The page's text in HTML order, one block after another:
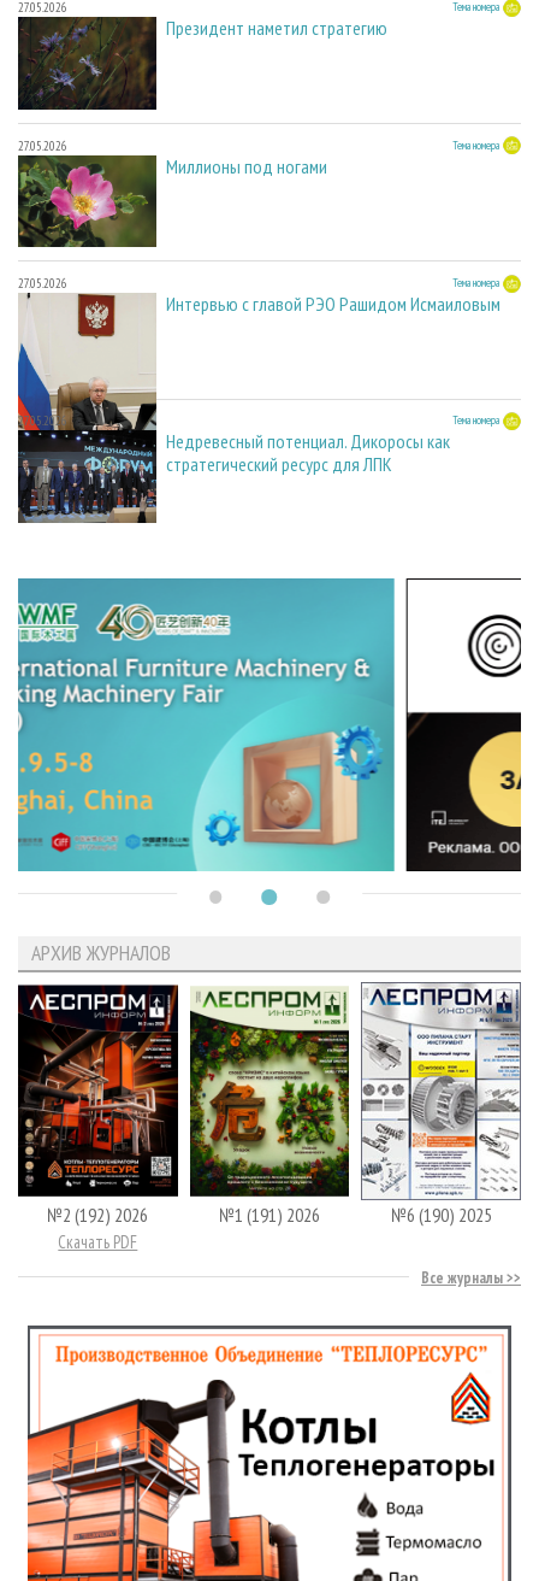
27.05.2026 Тема номера
Президент наметил стратегию
27.05.2026 Тема номера
Миллионы под ногами
27.05.2026 Тема номера
Интервью с главой РЭО Рашидом Исмаиловым
27.05.2026 Тема номера
Недревесный потенциал. Дикоросы как
стратегический ресурс для ЛПК
АРХИВ ЖУРНАЛОВ
№2 (192) 2026
Скачать PDF
№1 (191) 2026 №6 (190) 2025
Все журналы